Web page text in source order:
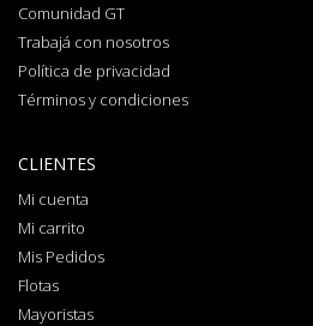
Comunidad GT
Trabajá con nosotros
Política de privacidad
Términos y condiciones
CLIENTES
Mi cuenta
Mi carrito
Mis Pedidos
Flotas
Mayoristas